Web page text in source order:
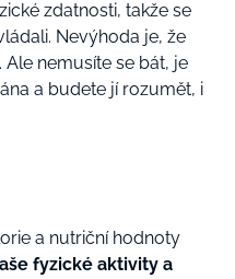
zdatnosti, takže se
Nevýhoda je, že
nemusíte se bát, je
a budete jí rozumět, i
a nutriční hodnoty
fyzické aktivity a